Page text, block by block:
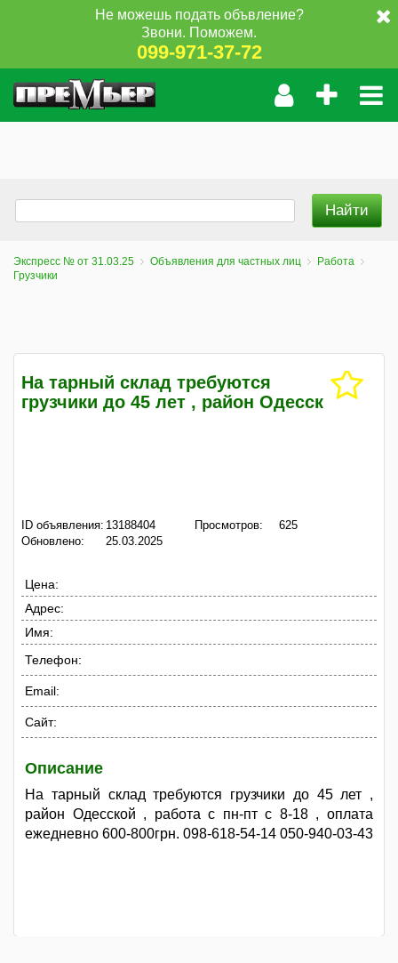
Не можешь подать объвление?
Звони. Поможем.
099-971-37-72
Экспресс № от 31.03.25 Объявления для частных лиц
Работа
Грузчики
На тарный склад требуются
грузчики до 45 лет , район Одесск
ID объявления: 13188404
Обновлено:
25.03.2025
Просмотров: 625
Цена:
Адрес:
Имя:
Телефон:
Email:
Сайт:
Описание
На тарный склад требуются грузчики до 45 лет ,
район Одесской , работа с пн-пт с 8-18 , оплата
ежедневно 600-800грн. 098-618-54-14 050-940-03-43